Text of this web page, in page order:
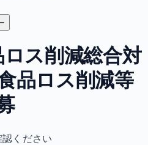
ス削減総合対
品ロス削減等
ください